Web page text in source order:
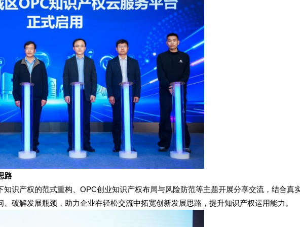
路
知识产权的范式重构、OPC创业知识产权布局与风险防范等主题开展分享交流，结合真
破解发展瓶颈，助力企业在轻松交流中拓宽创新发展思路，提升知识产权运用能力。